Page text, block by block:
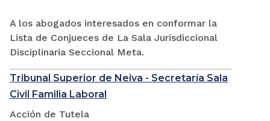
A los abogados interesados en conformar la
Lista de Conjueces de La Sala Jurisdiccional
Disciplinaria Seccional Meta.
Tribunal Superior de Neiva - Secretaría Sala
Civil Familia Laboral
Acción de Tutela